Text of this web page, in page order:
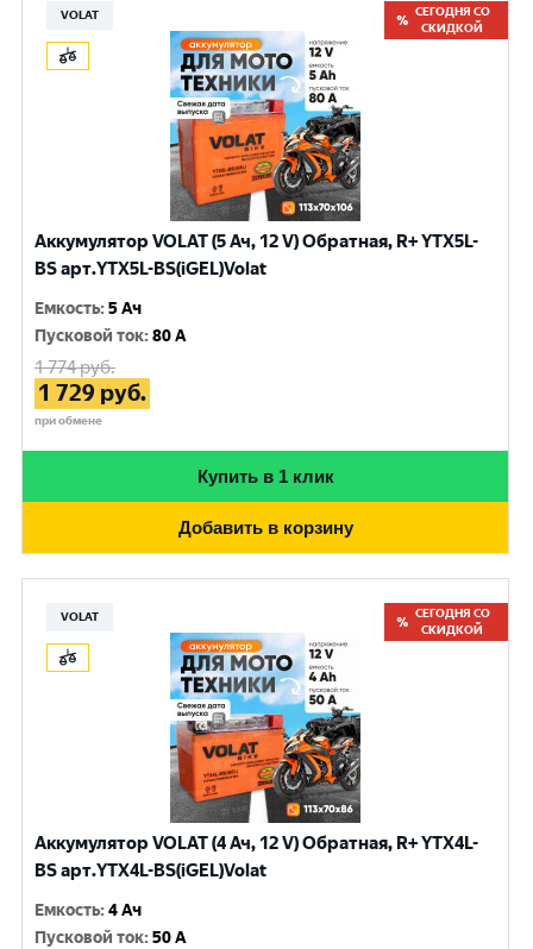
VOLAT
СЕГОДНЯ СО
СКИДКОЙ
Аккумулятор VOLAT (5 Ач, 12 V) Обратная, R+ YTX5L-
BS арт.YTX5L-BS(iGEL)Volat
Емкость:5 Ач
Пусковой ток:80 A
1 774руб.
1 729 руб.
при обмене
Купить в 1 клик
Добавить в корзину
VOLAT
СЕГОДНЯ СО
СКИДКОЙ
Аккумулятор VOLAT (4 Ач, 12 V) Обратная, R+ YTX4L-
BS арт.YTX4L-BS(iGEL)Volat
Емкость:4 Ач
Пусковой ток:50 A